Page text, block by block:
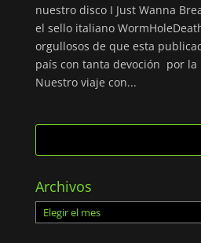
nuestro disco I Just Wanna
el sello italiano
orgullosos de que esta
país con tanta devoción por la
Nuestro viaje con...
Archivos
Archivos